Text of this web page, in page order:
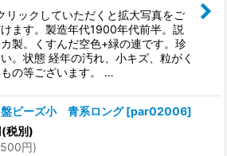
リックしていただくと拡大写真をご
ます。製造年代1900年代前半。説
製。くすんだ空色+緑の連です。珍
。状態 経年の汚れ、小キズ、粒がく
の等ございます。 …
盤ビーズ小 青系ロング [par02006]
(税別)
円)